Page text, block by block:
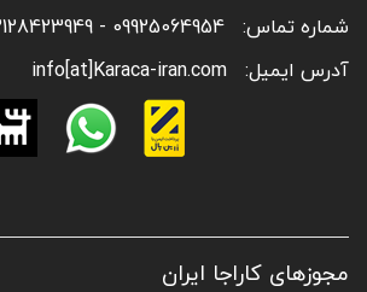
شماره تماس:
09925064954 - 02128423949
آدرس ایمیل:
info[at]Karaca-iran.com
مجوزهای کاراجا ایران